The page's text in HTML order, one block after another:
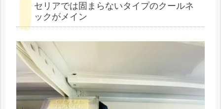
セリアでは固まらないタイプのクールネ
ックがメイン